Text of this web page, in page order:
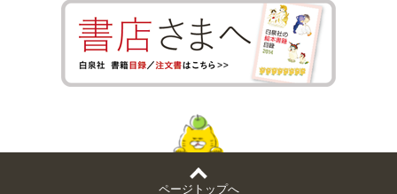
ページトップへ